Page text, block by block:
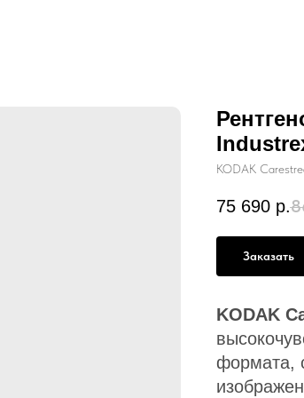
KODAK
75 690 р.
Заказать
KODAK
формата,